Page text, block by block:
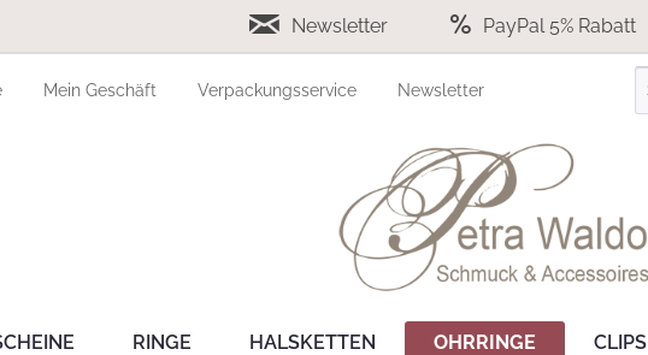
Newsletter PayPal 5% Rabatt
Mein Geschäft Verpackungsservice Newsletter
RINGE HALSKETTEN OHRRINGE CLIPS